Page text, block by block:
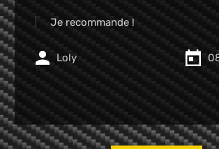
Garage très pro et a très bon prix je